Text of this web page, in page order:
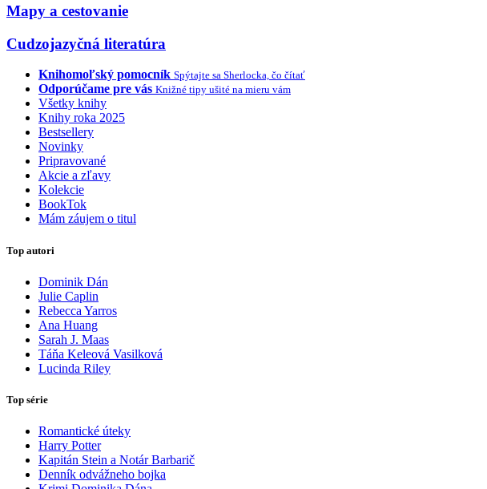
Mapy a cestovanie
Cudzojazyčná literatúra
Knihomoľský pomocník Spýtajte sa Sherlocka, čo čítať
Odporúčame pre vás Knižné tipy ušité na mieru vám
Všetky knihy
Knihy roka 2025
Bestsellery
Novinky
Pripravované
Akcie a zľavy
Kolekcie
BookTok
Mám záujem o titul
Top autori
Dominik Dán
Julie Caplin
Rebecca Yarros
Ana Huang
Sarah J. Maas
Táňa Keleová Vasilková
Lucinda Riley
Top série
Romantické úteky
Harry Potter
Kapitán Stein a Notár Barbarič
Denník odvážneho bojka